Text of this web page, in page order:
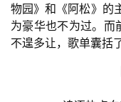
物园》和《阿松》的
为豪华也不为过。而
不遑多让，歌单囊括